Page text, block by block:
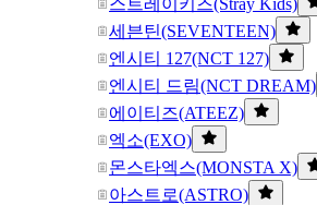
스트레이키즈(Stray Kids)
세븐틴(SEVENTEEN)
엔시티 127(NCT 127)
엔시티 드림(NCT DREAM)
에이티즈(ATEEZ)
엑소(EXO)
몬스타엑스(MONSTA X)
아스트로(ASTRO)